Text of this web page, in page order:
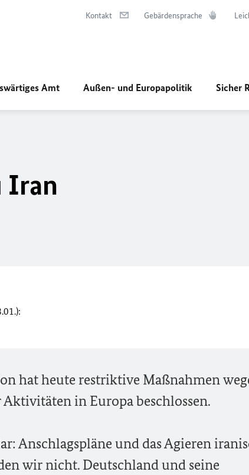
Kontakt Gebärdensprache
Amt Außen- und Europapolitik Sicher
Iran
hat heute restriktive Maßnahmen
in Europa beschlossen.
Anschlagspläne und das Agieren
wir nicht. Deutschland und seine